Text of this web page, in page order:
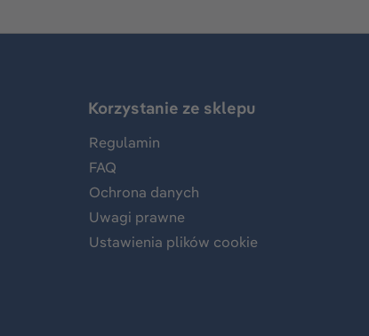
Korzystanie ze sklepu
Regulamin
FAQ
Ochrona danych
Uwagi prawne
Ustawienia plików cookie